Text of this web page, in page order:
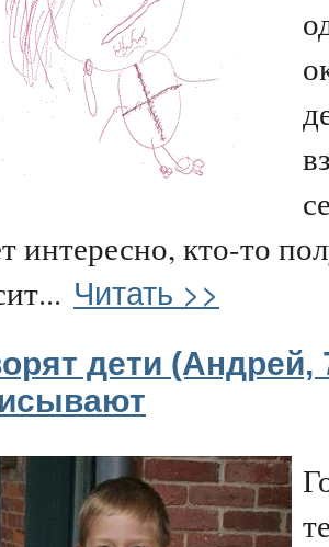
интересно, кто-то
Читать >>
дети (Андрей,